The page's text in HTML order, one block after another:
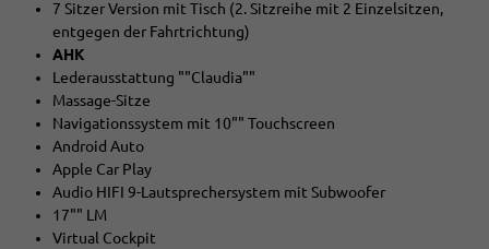
7 Sitzer Version mit Tisch (2. Sitzreihe mit 2 Einzelsitzen,
entgegen der Fahrtrichtung)
AHK
Lederausstattung ""Claudia""
Massage-Sitze
Navigationssystem mit 10"" Touchscreen
Android Auto
Apple Car Play
Audio HIFI 9-Lautsprechersystem mit Subwoofer
17"" LM
Virtual Cockpit